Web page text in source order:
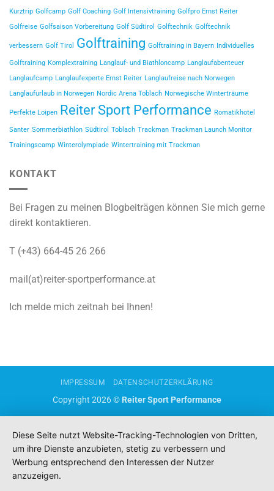
Kurztrip Golfcamp Golf Coaching Golf Intensivtraining Golfpro Ernst Reiter
Golfreise Golfsaison Vorbereitung Golf Südtirol Golftechnik Golftechnik
verbessern Golf Tirol Golftraining Golftraining in Bayern Individuelles
Golftraining Komplextraining Langlauf- und Biathloncamp Langlaufabenteuer
Langlaufcamp Langlaufexperte Ernst Reiter Langlaufreise nach Norwegen
Langlaufurlaub in Norwegen Nordic Arena Toblach Norwegische Winterträume
Perfekte Loipen Reiter Sport Performance Romatikhotel
Santer Sommerbiathlon Südtirol Toblach Trackman Trackman Launch Monitor
Trainingscamp Winterolympiade Wintertraining mit Trackman
KONTAKT
Bei Fragen zu meinen Blogbeiträgen können Sie mich gerne
direkt kontaktieren.
T (+43) 664-45 26 266
mail(at)reiter-sportperformance.at
Ich melde mich zeitnah bei Ihnen!
IMPRESSUM DATENSCHUTZERKLÄRUNG
Copyright 2026 © Reiter Sport Performance
Diese Seite nutzt Website-Tracking-Technologien von Dritten,
um ihre Dienste anzubieten, stetig zu verbessern und
Werbung entsprechend den Interessen der Nutzer
anzuzeigen.